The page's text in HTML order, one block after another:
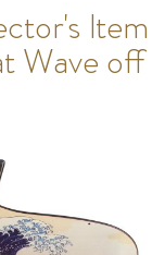
Item
Wave off